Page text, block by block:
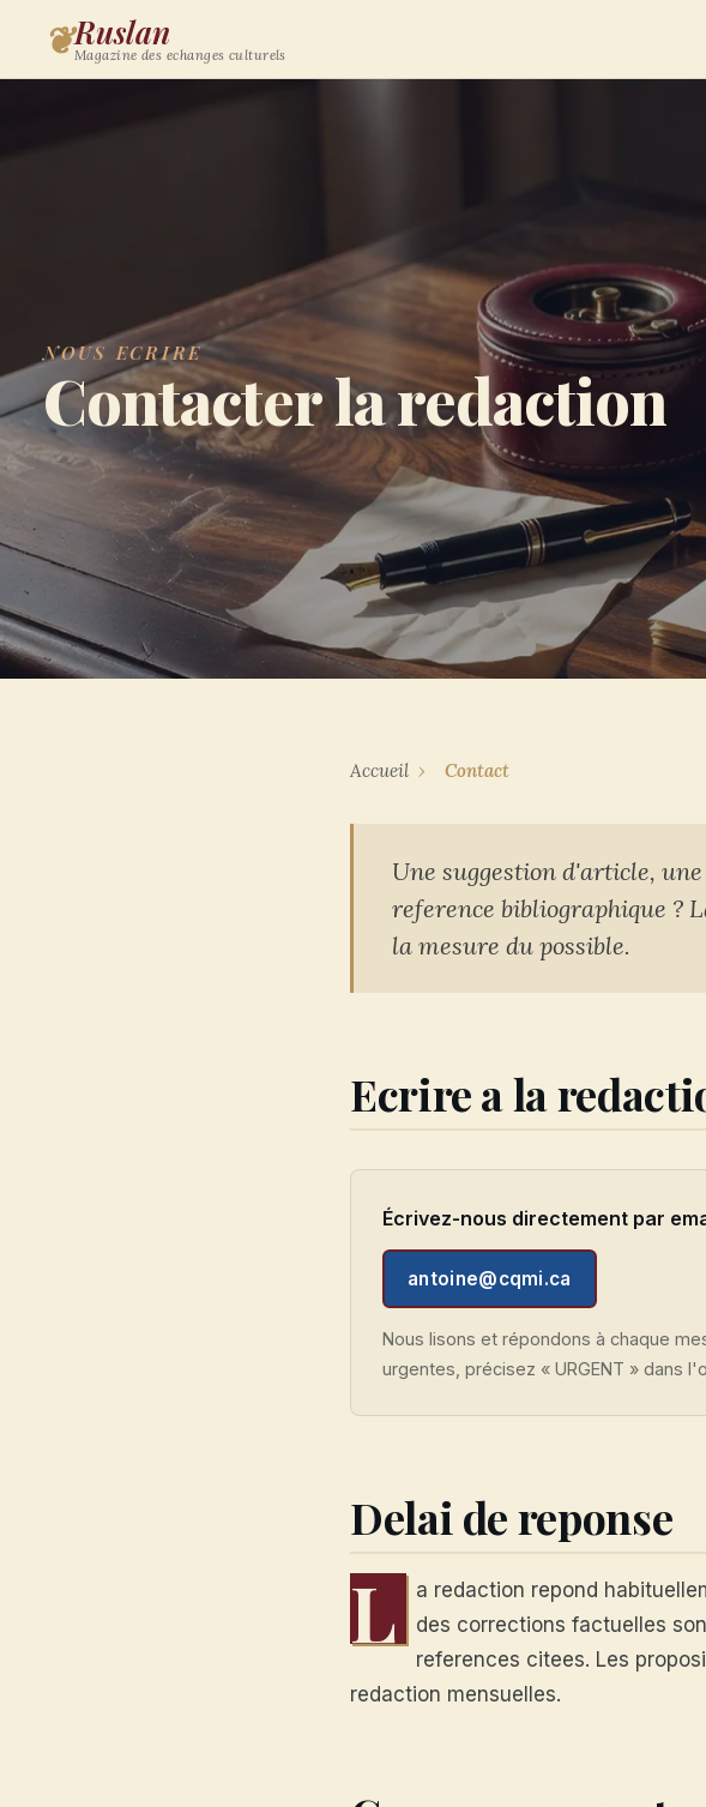
❦Ruslan
Magazine des echanges culturels
NOUS ECRIRE
Contacter la redaction
Accueil › Contact
Une suggestion d'article,
reference bibliographique ?
la mesure du possible.
Ecrire a la
Écrivez-nous directement par
antoine@cqmi.ca
Nous lisons et répondons à chaque
urgentes, précisez « URGENT » dans
Delai de reponse
L
a redaction repond
des corrections factuelles
references citees. Les
redaction mensuelles.